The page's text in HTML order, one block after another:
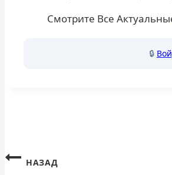
Смотрите Все
🔒
Навигация
НАЗАД